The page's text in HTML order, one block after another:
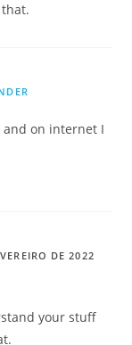
and on internet I
DE 2022
your stuff